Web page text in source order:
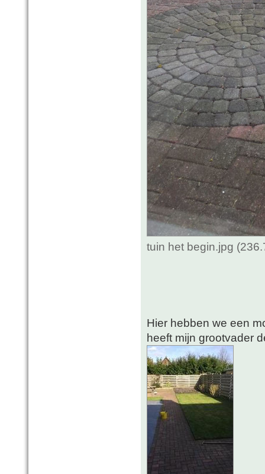
tuin het begin.jpg
Hier hebben we een
heeft mijn grootvader